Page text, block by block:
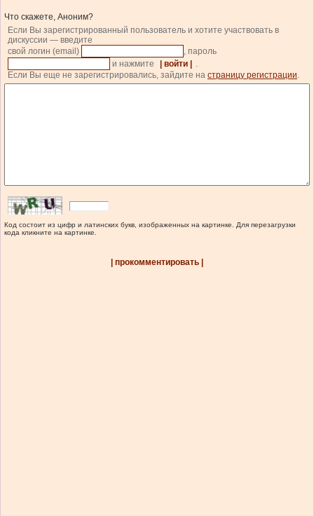
Что скажете, Аноним?
Если Вы зарегистрированный пользователь и хотите участвовать в
дискуссии — введите
свой логин (email)
, пароль
и нажмите
| войти |
.
Если Вы еще не зарегистрировались, зайдите на страницу регистрации.
Код состоит из цифр и латинских букв, изображенных на картинке. Для перезагрузки
кода кликните на картинке.
| прокомментировать |